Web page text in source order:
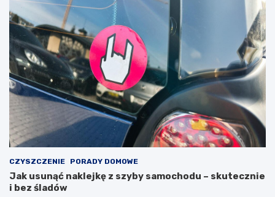
CZYSZCZENIE PORADY DOMOWE
Jak usunąć naklejkę z szyby samochodu – skutecznie
i bez śladów